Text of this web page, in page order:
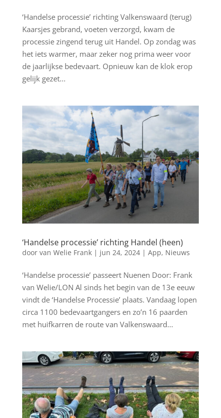
‘Handelse processie’ richting Valkenswaard (terug)
Kaarsjes gebrand, voeten verzorgd, kwam de
processie zingend terug uit Handel. Op zondag was
het iets warmer, maar zeker nog prima weer voor
de jaarlijkse bedevaart. Opnieuw kan de klok erop
gelijk gezet...
‘Handelse processie’ richting Handel (heen)
door van Welie Frank| jun 24, 2024| App, Nieuws
‘Handelse processie’ passeert Nuenen Door: Frank
van Welie/LON Al sinds het begin van de 13e eeuw
vindt de ‘Handelse Processie’ plaats. Vandaag lopen
circa 1100 bedevaartgangers en zo’n 16 paarden
met huifkarren de route van Valkenswaard...